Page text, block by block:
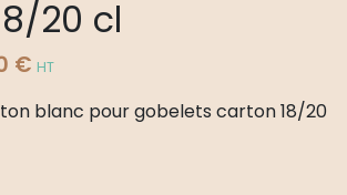
20 cl
€ HT
blanc pour gobelets carton 18/20